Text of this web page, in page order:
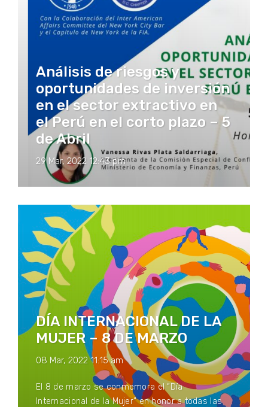
Análisis de riesgos y
oportunidades de inversión
en el sector extractivo en
el Perú en el corto plazo – 5
de Abril
29 Mar, 2022 12:43 pm
DÍA INTERNACIONAL DE LA
MUJER – 8 DE MARZO
08 Mar, 2022 11:15 am
El 8 de marzo se conmemora el “Día
Internacional de la Mujer” en honor a todas las